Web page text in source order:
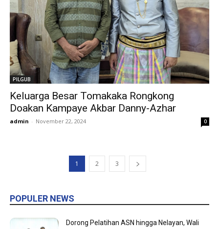
PILGUB
Keluarga Besar Tomakaka Rongkong
Doakan Kampaye Akbar Danny-Azhar
admin - November 22, 2024 0
1 2 3
POPULER NEWS
Dorong Pelatihan ASN hingga Nelayan, Wali